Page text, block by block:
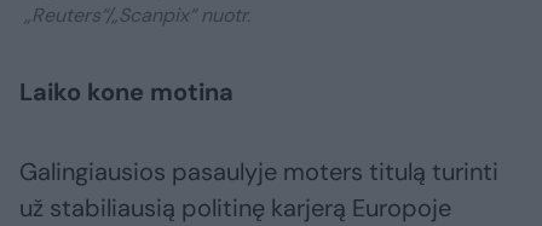
„Reuters“/„Scanpix“ nuotr.
Laiko kone motina
Galingiausios pasaulyje moters titulą turinti
už stabiliausią politinę karjerą Europoje